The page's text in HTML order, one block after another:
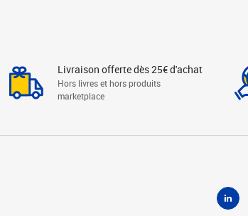
Livraison offerte dès 25€ d'achat
Hors livres et hors produits
marketplace